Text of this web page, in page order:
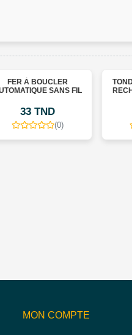
TONDEUSE À CHEVEUX
RECHARGEABLE POUR
MON COMPTE